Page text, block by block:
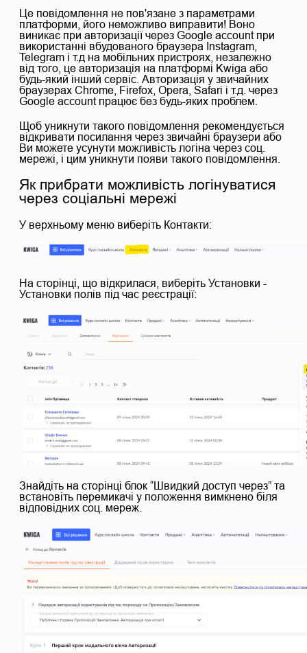
Це повідомлення не пов'язане з параметрами
платформи, його неможливо виправити! Воно
виникає при авторизації через Google account при
використанні вбудованого браузера Instagram,
Telegram і т.д на мобільних пристроях, незалежно
від того, це авторизація на платформі Kwiga або
будь-який інший сервіс. Авторизація у звичайних
браузерах Chrome, Firefox, Opera, Safari і т.д. через
Google account працює без будь-яких проблем.
Щоб уникнути такого повідомлення рекомендується
відкривати посилання через звичайні браузери або
Ви можете усунути можливість логіна через соц.
мережі, і цим уникнути появи такого повідомлення.
Як прибрати можливість логінуватися
через соціальні мережі
У верхньому меню виберіть Контакти:
На сторінці, що відкрилася, виберіть Установки -
Установки полів під час реєстрації:
Знайдіть на сторінці блок “Швидкий доступ через” та
встановіть перемикачі у положення вимкнено біля
відповідних соц. мереж.